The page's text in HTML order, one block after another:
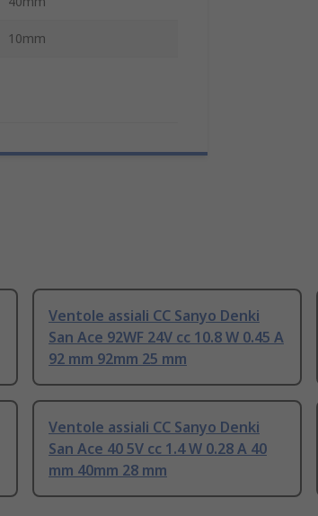
10mm
Ventole assiali CC Sanyo Denki
San Ace 92WF 24V cc 10.8 W 0.45 A
92 mm 92mm 25 mm
Ventole assiali CC Sanyo Denki
San Ace 40 5V cc 1.4 W 0.28 A 40
mm 40mm 28 mm